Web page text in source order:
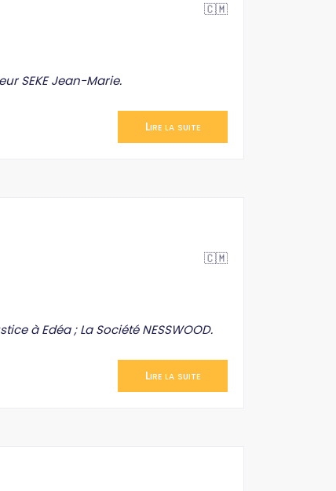
🇨🇲
SEKE Jean-Marie.
Lire la suite
🇨🇲
à Edéa ; La Société NESSWOOD.
Lire la suite